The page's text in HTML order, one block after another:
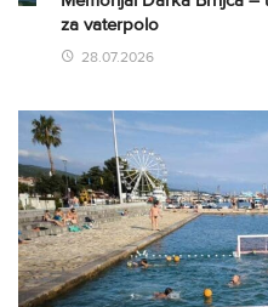
za vaterpolo
28.07.2026